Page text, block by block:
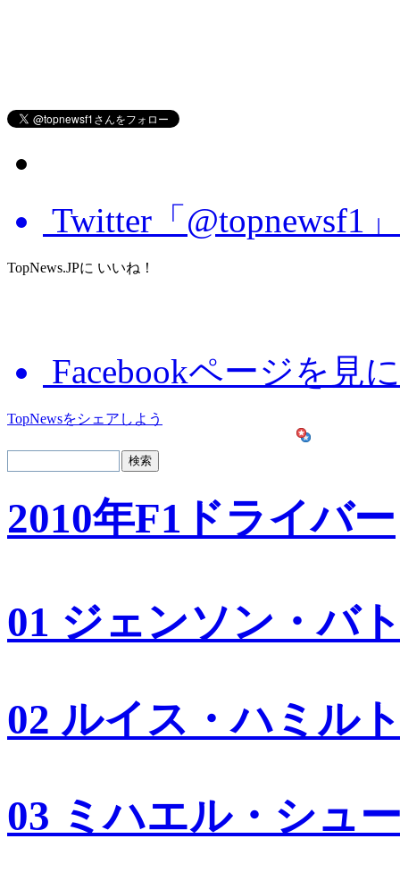
Twitter「@topnewsf1
TopNews.JPに いいね！
Facebookページを見
TopNewsをシェアしよう
2010年F1ドライバー
01 ジェンソン・バ
02 ルイス・ハミル
03 ミハエル・シュ